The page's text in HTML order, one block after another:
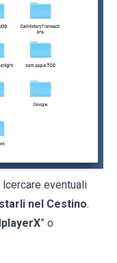
lcercare eventuali
nel Cestino.
” o